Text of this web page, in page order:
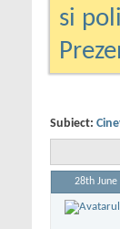
si
Subiect:
28th June